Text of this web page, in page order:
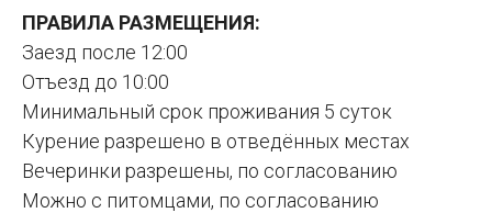
ПРАВИЛА РАЗМЕЩЕНИЯ:
Заезд после 12:00
Отъезд до 10:00
Минимальный срок проживания 5 суток
Курение разрешено в отведённых местах
Вечеринки разрешены, по согласованию
Можно с питомцами, по согласованию